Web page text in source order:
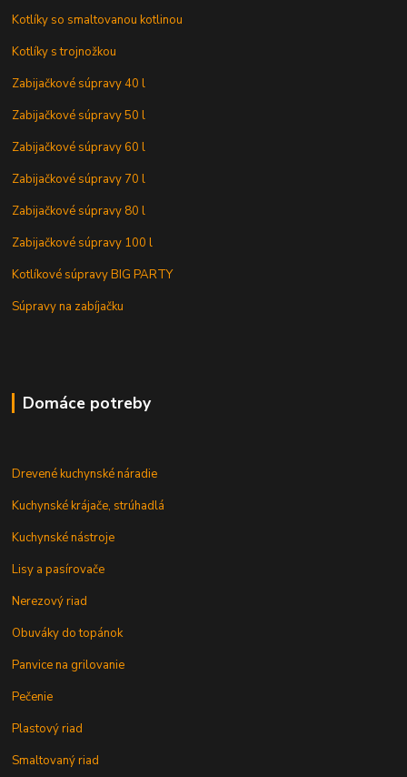
Kotlíky so smaltovanou kotlinou
Kotlíky s trojnožkou
Zabijačkové súpravy 40 l
Zabijačkové súpravy 50 l
Zabijačkové súpravy 60 l
Zabijačkové súpravy 70 l
Zabijačkové súpravy 80 l
Zabijačkové súpravy 100 l
Kotlíkové súpravy BIG PARTY
Súpravy na zabíjačku
Domáce potreby
Drevené kuchynské náradie
Kuchynské krájače, strúhadlá
Kuchynské nástroje
Lisy a pasírovače
Nerezový riad
Obuváky do topánok
Panvice na grilovanie
Pečenie
Plastový riad
Smaltovaný riad